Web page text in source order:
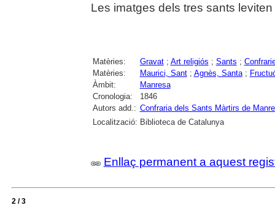
Les imatges dels tres sants
Matèries: Gravat; Art religiós ; Sants ;
Matèries:
Maurici, Sant; Agnès, Santa;
Àmbit:
Manresa
Cronologia:
1846
Autors add.: Confraria dels Sants Màrtirs de
Localització: Biblioteca de Catalunya
Enllaç permanent a aquest
2 / 3